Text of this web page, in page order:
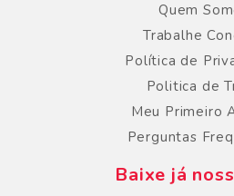
Quem
Trabalhe
Política de
Politica de
Meu Primeiro
Perguntas
Baixe já